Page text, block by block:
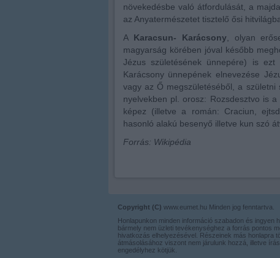
növekedésbe való átfordulását, a
az Anyatermészetet tisztelő ősi
AKaracsun- Karácsony, olyan
magyarság körében jóval később
Jézus születésének ünnepére) is
Karácsony ünnepének elnevezése
vagy az Ő megszületéséből, a
nyelvekben pl. orosz: Rozsdesztvo is
képez (illetve a román: Craciun,
hasonló alakú besenyő illetve kun szó
Forrás: Wikipédia
Copyright (C) www.eumet.hu Minden jog fenntartva.
Honlapunkon minden információ szabadon és ingyen
bármely nem üzleti tevékenységhez a forrás pontos
hivatkozás elhelyezésével. Részeinek más honlapra
átmásolásához viszont nem járulunk hozzá, illetve
engedélyhez kötjük.